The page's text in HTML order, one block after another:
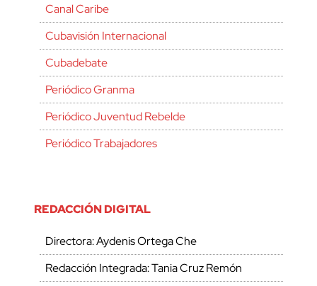
Canal Caribe
Cubavisión Internacional
Cubadebate
Periódico Granma
Periódico Juventud Rebelde
Periódico Trabajadores
REDACCIÓN DIGITAL
Directora: Aydenis Ortega Che
Redacción Integrada: Tania Cruz Remón